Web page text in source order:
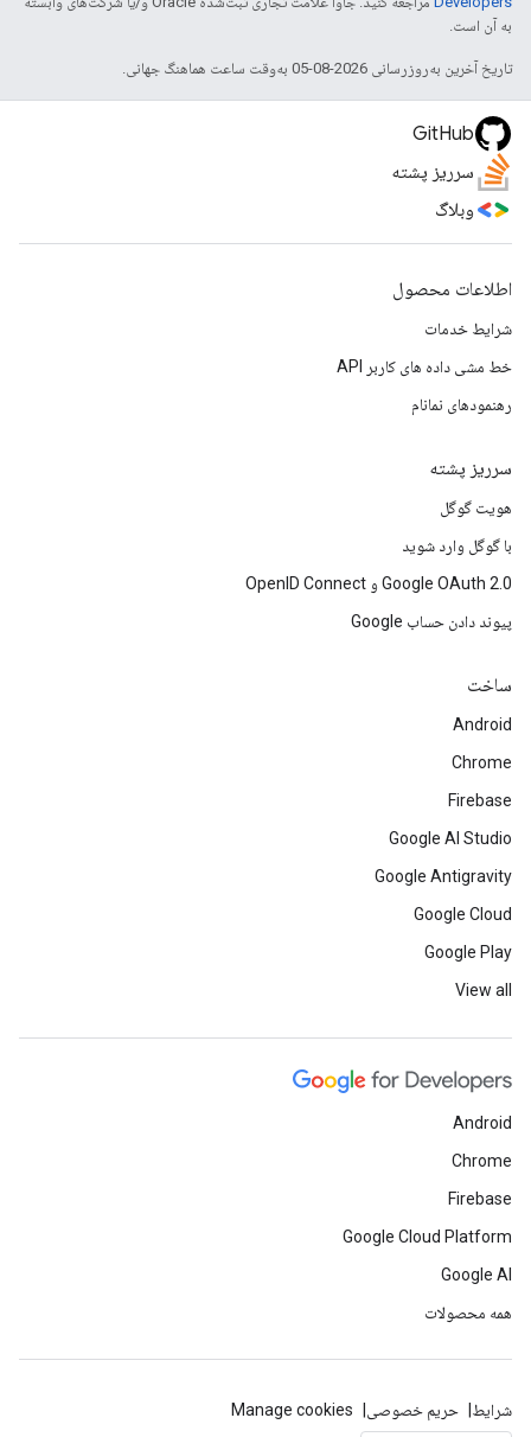
به آن است.
تاریخ آخرین به‌روزرسانی 2026-08-05 به‌وقت ساعت هماهنگ جهانی.
GitHub
سرریز پشته
وبلاگ
اطلاعات محصول
شرایط خدمات
خط مشی داده های کاربر API
رهنمودهای نمانام
سرریز پشته
هویت گوگل
با گوگل وارد شوید
Google OAuth 2.0 و OpenID Connect
پیوند دادن حساب Google
ساخت
Android
Chrome
Firebase
Google AI Studio
Google Antigravity
Google Cloud
Google Play
View all
Android
Chrome
Firebase
Google Cloud Platform
Google AI
همه محصولات
شرایط حریم خصوصی Manage cookies